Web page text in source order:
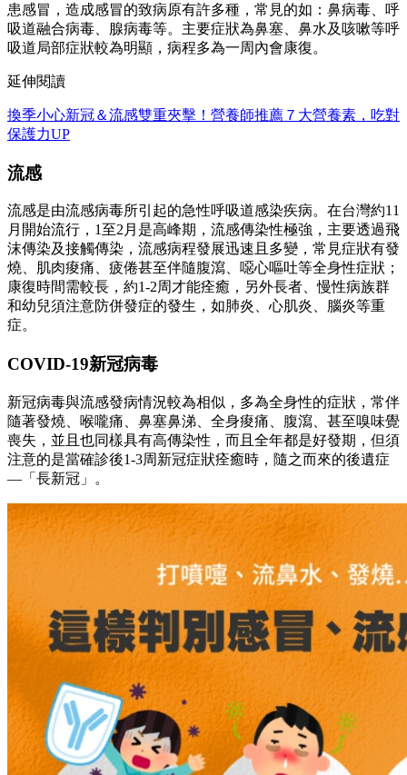
患感冒，造成感冒的致病原有許多種，常見的如：鼻病毒、呼
吸道融合病毒、腺病毒等。主要症狀為鼻塞、鼻水及咳嗽等呼
吸道局部症狀較為明顯，病程多為一周內會康復。
延伸閱讀
換季小心新冠＆流感雙重夾擊！營養師推薦７大營養素，吃對
保護力UP
流感
流感是由流感病毒所引起的急性呼吸道感染疾病。在台灣約11
月開始流行，1至2月是高峰期，流感傳染性極強，主要透過飛
沫傳染及接觸傳染，流感病程發展迅速且多變，常見症狀有發
燒、肌肉痠痛、疲倦甚至伴隨腹瀉、噁心嘔吐等全身性症狀；
康復時間需較長，約1-2周才能痊癒，另外長者、慢性病族群
和幼兒須注意防併發症的發生，如肺炎、心肌炎、腦炎等重
症。
COVID-19新冠病毒
新冠病毒與流感發病情況較為相似，多為全身性的症狀，常伴
隨著發燒、喉嚨痛、鼻塞鼻涕、全身痠痛、腹瀉、甚至嗅味覺
喪失，並且也同樣具有高傳染性，而且全年都是好發期，但須
注意的是當確診後1-3周新冠症狀痊癒時，隨之而來的後遺症
—「長新冠」。